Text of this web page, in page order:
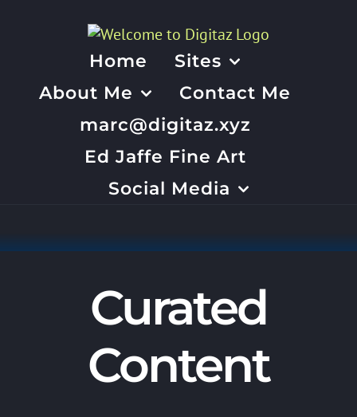
Home
Sites
About Me
Contact Me
marc@digitaz.xyz
Ed Jaffe Fine Art
Social Media
Curated
Content